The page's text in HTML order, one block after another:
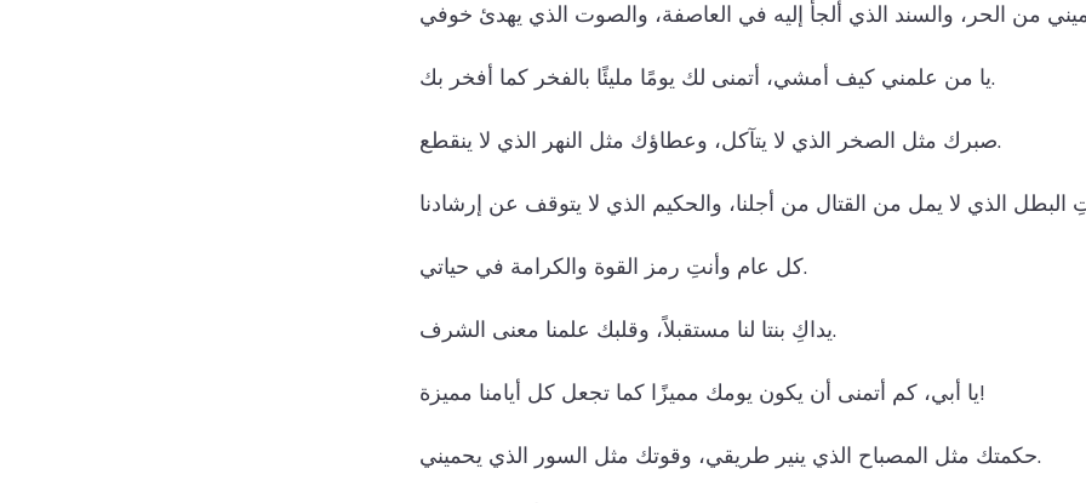
يا من علمني كيف أمشي، أتمنى لك يومًا مليئًا بالفخر كما أفخر بك.
صبرك مثل الصخر الذي لا يتآكل، وعطاؤك مثل النهر الذي لا ينقطع.
كل عام وأنتِ رمز القوة والكرامة في حياتي.
يداكِ بنتا لنا مستقبلاً، وقلبك علمنا معنى الشرف.
يا أبي، كم أتمنى أن يكون يومك مميزًا كما تجعل كل أيامنا مميزة!
حكمتك مثل المصباح الذي ينير طريقي، وقوتك مثل السور الذي يحميني.